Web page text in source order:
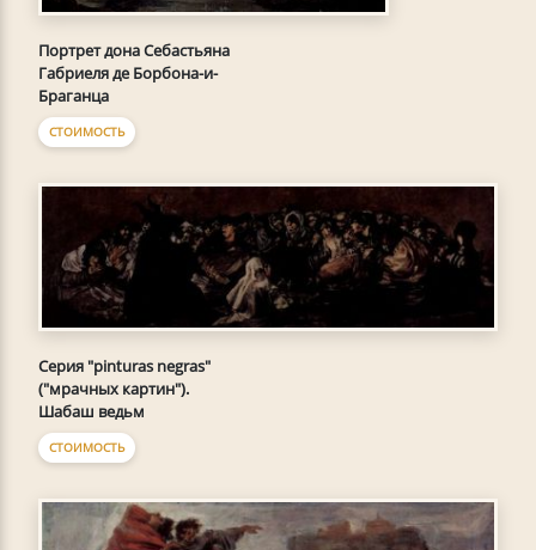
Портрет дона Себастьяна
Габриеля де Борбона-и-
Браганца
СТОИМОСТЬ
Серия "pinturas negras"
("мрачных картин").
Шабаш ведьм
СТОИМОСТЬ